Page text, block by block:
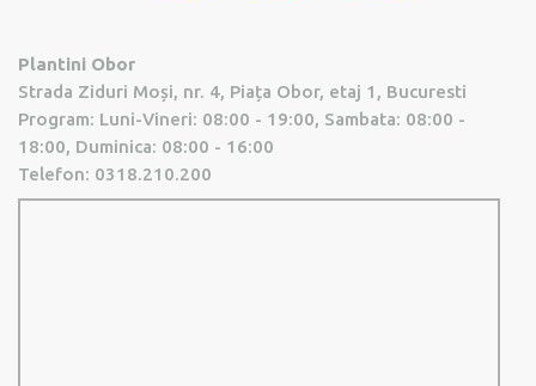
Plantini Obor
Strada Ziduri Moși, nr. 4, Piața Obor, etaj 1, Bucuresti
Program: Luni-Vineri: 08:00 - 19:00, Sambata: 08:00 -
18:00, Duminica: 08:00 - 16:00
Telefon: 0318.210.200